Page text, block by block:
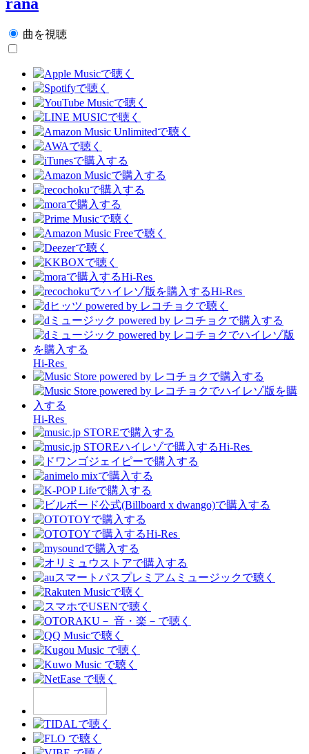
曲を視聴
Hi-Res
Hi-Res
Hi-Res
Hi-Res
Hi-Res
Hi-Res